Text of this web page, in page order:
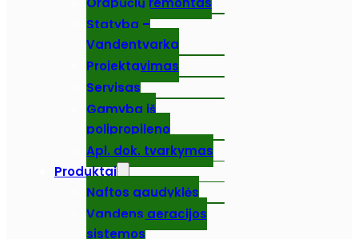
Statyba –
Vandentvarka
Projektavimas
Servisas
Gamyba iš
polipropileno
Apl. dok. tvarkymas
Produktai
Naftos gaudyklės
Vandens aeracijos
sistemos